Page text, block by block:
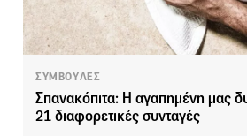
ΣΥΜΒΟΥΛΕΣ
Σπανακόπιτα: Η αγαπημένη μας
21 διαφορετικές συνταγές